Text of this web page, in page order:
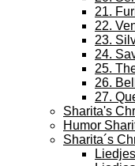
21.
22.
23.
24.
25.
26.
27.
Sharita's
Humor
Sharita´s